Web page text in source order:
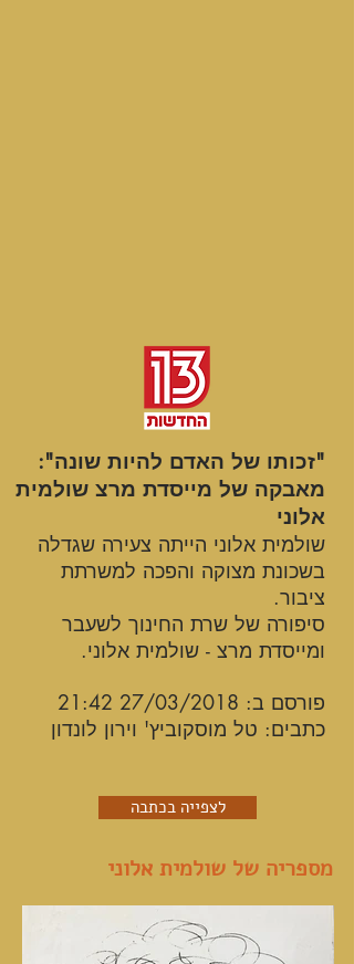
"זכותו של האדם להיות שונה":
מאבקה של מייסדת מרצ שולמית
אלוני
שולמית אלוני הייתה צעירה שגדלה
בשכונת מצוקה והפכה למשרתת
ציבור.
סיפורה של שרת החינוך לשעבר
ומייסדת מרצ - שולמית אלוני.
פורסם ב: 27/03/2018 21:42
כתבים: טל מוסקוביץ' וירון לונדון
לצפייה בכתבה
מספריה של שולמית אלוני